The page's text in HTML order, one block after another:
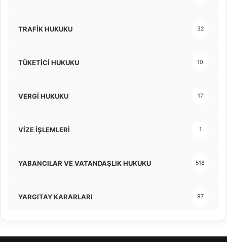
TRAFİK HUKUKU 32
TÜKETİCİ HUKUKU 10
VERGİ HUKUKU 17
VİZE İŞLEMLERİ 1
YABANCILAR VE VATANDAŞLIK HUKUKU 518
YARGITAY KARARLARI 97